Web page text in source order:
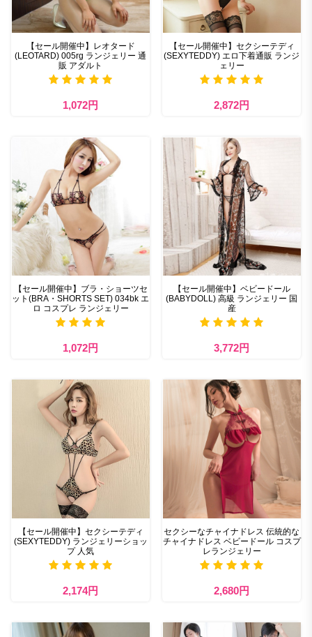
【セール開催中】レオタード
(LEOTARD) 005rg ランジェリー 通
販 アダルト
1,072円
【セール開催中】セクシーテディ
(SEXYTEDDY) エロ下着通販 ランジ
ェリー
2,872円
【セール開催中】ブラ・ショーツセ
ット(BRA・SHORTS SET) 034bk エ
ロ コスプレ ランジェリー
1,072円
【セール開催中】ベビードール
(BABYDOLL) 高級 ランジェリー 国
産
3,772円
【セール開催中】セクシーテディ
(SEXYTEDDY) ランジェリーショッ
プ 人気
2,174円
セクシーなチャイナドレス 伝統的な
チャイナドレス ベビードール コスプ
レランジェリー
2,680円